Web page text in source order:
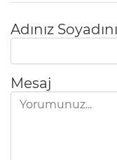
Adınız
Mesaj